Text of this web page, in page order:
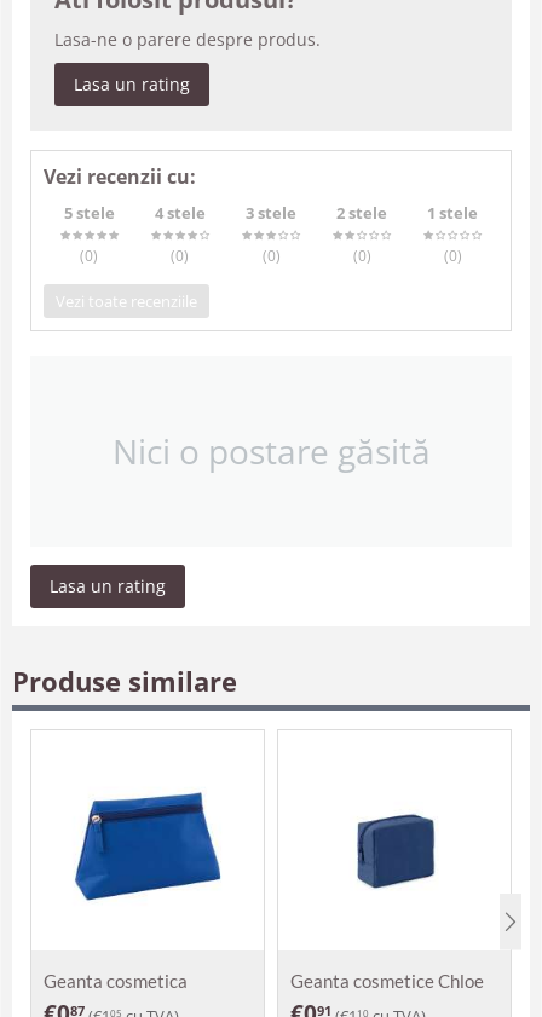
Lasa-ne o parere despre produs.
Lasa un rating
Vezi recenzii cu:
5 stele
(0)
4 stele
(0)
3 stele
(0)
2 stele
(0)
1 stele
(0)
Vezi toate recenziile
Nici o postare găsită
Lasa un rating
Produse similare
Geanta cosmetica
Zomoco
87 05
Geanta cosmetice Chloe
91 10